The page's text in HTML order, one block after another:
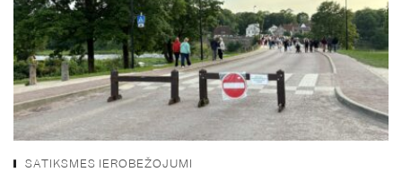
SATIKSMES IEROBEŽOJUMI